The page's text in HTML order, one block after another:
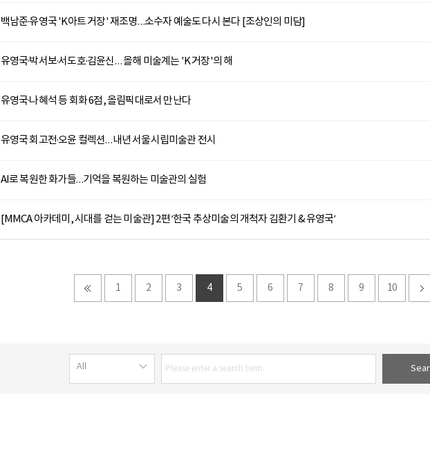
백남준·유영국 'K아트 거장' 재조명…소수자 예술도 다시 본다 [조상인의 미담]
유영국·박서보·서도호·김윤신… 올해 미술계는 'K 거장'의 해
유영국·나혜석 등 회화 6점, 올림픽대로서 만난다
유영국 회고전·오윤 컬렉션…내년 서울시립미술관 전시
AI로 복원한 화가들…기억을 복원하는 미술관의 실험
[MMCA 아카데미, 시대를 걷는 미술관] 2편 ‘한국 추상미술의 개척자 김환기 & 유영국’
1 2 3 4 5 6 7 8 9 10